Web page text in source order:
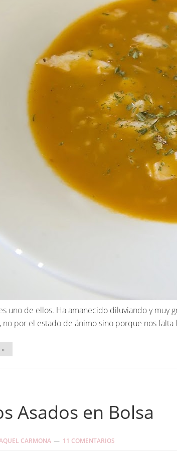
uno de ellos. Ha amanecido diluviando y
por el estado de ánimo sino porque nos
Asados en Bolsa
CARMONA 11 COMENTARIOS